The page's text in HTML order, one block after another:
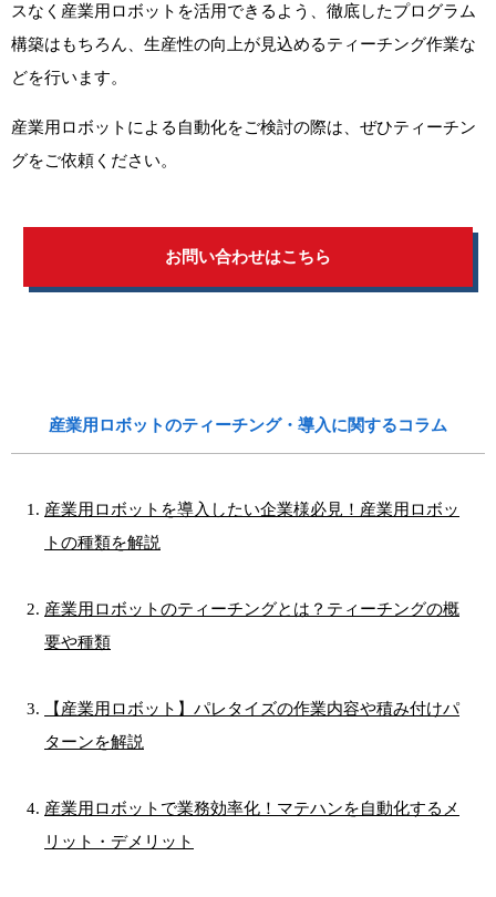
スなく産業用ロボットを活用できるよう、徹底したプログラム
構築はもちろん、生産性の向上が見込めるティーチング作業な
どを行います。
産業用ロボットによる自動化をご検討の際は、ぜひティーチン
グをご依頼ください。
お問い合わせはこちら
産業用ロボットのティーチング・導入に関するコラム
産業用ロボットを導入したい企業様必見！産業用ロボッ
トの種類を解説
産業用ロボットのティーチングとは？ティーチングの概
要や種類
【産業用ロボット】パレタイズの作業内容や積み付けパ
ターンを解説
産業用ロボットで業務効率化！マテハンを自動化するメ
リット・デメリット